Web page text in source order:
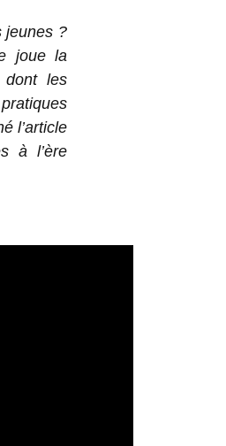
jeunes ?
joue la
dont les
l’article
à l’ère